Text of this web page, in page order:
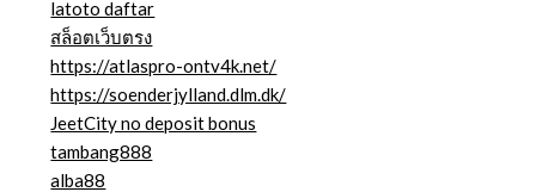
latoto daftar
สล็อตเว็บตรง
https://atlaspro-ontv4k.net/
https://soenderjylland.dlm.dk/
JeetCity no deposit bonus
tambang888
alba88